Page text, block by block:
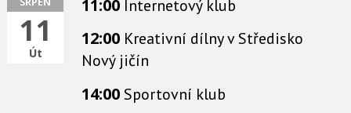
11
Út
11:00 Internetový klub
12:00 Kreativní dílnyv Středisko
Nový jičín
14:00Sportovní klub